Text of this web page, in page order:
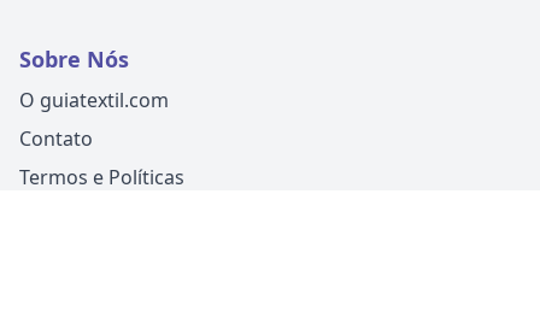
Sobre Nós
O guiatextil.com
Contato
Termos e Políticas